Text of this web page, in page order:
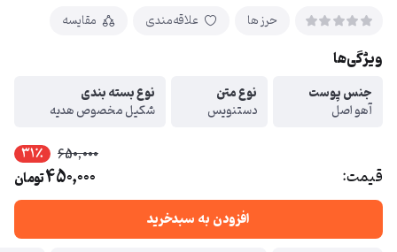
حرز ها
علاقه‌مندی مقایسه
ویژگی‌ها
جنس پوست
آهو اصل
نوع متن
دستنویس
نوع بسته بندی
شکیل مخصوص هدیه
قیمت:
650,000 31٪
450,000تومان
افزودن به سبدخرید